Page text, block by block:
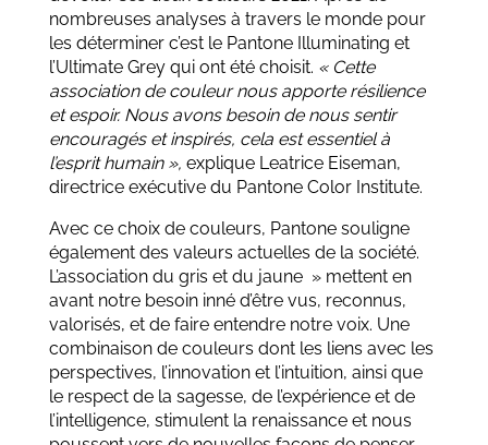
nombreuses analyses à travers le monde pour
les déterminer c’est le Pantone Illuminating et
l’Ultimate Grey qui ont été choisit. « Cette
association de couleur nous apporte résilience
et espoir. Nous avons besoin de nous sentir
encouragés et inspirés, cela est essentiel à
l’esprit humain », explique Leatrice Eiseman,
directrice exécutive du Pantone Color Institute.
Avec ce choix de couleurs, Pantone souligne
également des valeurs actuelles de la société.
L’association du gris et du jaune » mettent en
avant notre besoin inné d’être vus, reconnus,
valorisés, et de faire entendre notre voix. Une
combinaison de couleurs dont les liens avec les
perspectives, l’innovation et l’intuition, ainsi que
le respect de la sagesse, de l’expérience et de
l’intelligence, stimulent la renaissance et nous